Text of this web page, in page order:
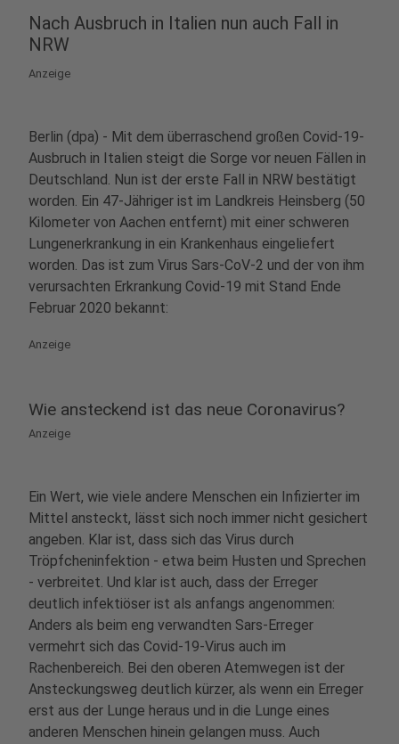
Nach Ausbruch in Italien nun auch Fall in
NRW
Anzeige
Berlin (dpa) - Mit dem überraschend großen Covid-19-
Ausbruch in Italien steigt die Sorge vor neuen Fällen in
Deutschland. Nun ist der erste Fall in NRW bestätigt
worden. Ein 47-Jähriger ist im Landkreis Heinsberg (50
Kilometer von Aachen entfernt) mit einer schweren
Lungenerkrankung in ein Krankenhaus eingeliefert
worden. Das ist zum Virus Sars-CoV-2 und der von ihm
verursachten Erkrankung Covid-19 mit Stand Ende
Februar 2020 bekannt:
Anzeige
Wie ansteckend ist das neue Coronavirus?
Anzeige
Ein Wert, wie viele andere Menschen ein Infizierter im
Mittel ansteckt, lässt sich noch immer nicht gesichert
angeben. Klar ist, dass sich das Virus durch
Tröpfcheninfektion - etwa beim Husten und Sprechen
- verbreitet. Und klar ist auch, dass der Erreger
deutlich infektiöser ist als anfangs angenommen:
Anders als beim eng verwandten Sars-Erreger
vermehrt sich das Covid-19-Virus auch im
Rachenbereich. Bei den oberen Atemwegen ist der
Ansteckungsweg deutlich kürzer, als wenn ein Erreger
erst aus der Lunge heraus und in die Lunge eines
anderen Menschen hinein gelangen muss. Auch